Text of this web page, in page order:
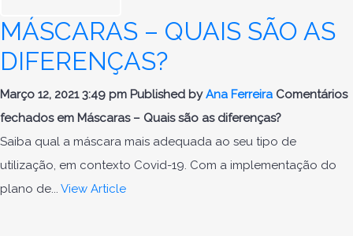
MÁSCARAS – QUAIS SÃO AS
DIFERENÇAS?
Março 12, 2021 3:49 pm Published byAna Ferreira Comentários
fechadosem Máscaras – Quais são as diferenças?
Saiba qual a máscara mais adequada ao seu tipo de
utilização, em contexto Covid-19. Com a implementação do
plano de... View Article